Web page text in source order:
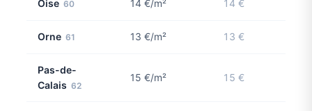
Oise 60 14 €/m² 14 €
Orne 61 13 €/m² 13 €
Pas-de-
Calais 62
15 €/m² 15 €